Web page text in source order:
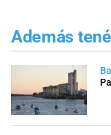
Además